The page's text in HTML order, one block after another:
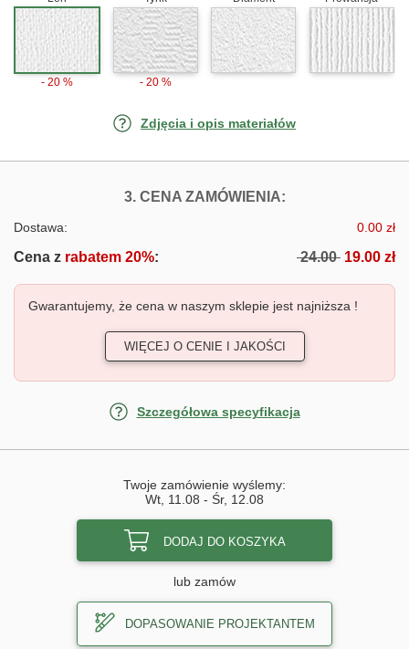
- 20 % - 20 %
Zdjęcia i opis materiałów
3. CENA ZAMÓWIENIA:FOTOTAPETY
Dostawa: 0.00 zł
Cena z rabatem 20%: 24.00 19.00 zł
Gwarantujemy, że cena w naszym sklepie jest najniższa !
WIĘCEJ O CENIE I JAKOŚCI
Szczegółowa specyfikacja
Twoje zamówienie wyślemy:
Wt, 11.08 - Śr, 12.08
DODAJ DO KOSZYKA
lub zamów
DOPASOWANIE PROJEKTANTEM